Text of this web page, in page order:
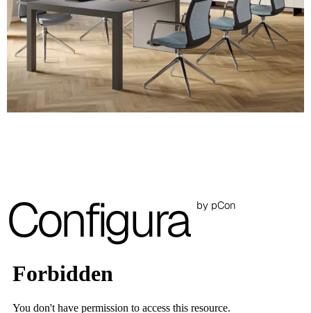
A 27F
A 26F
A 28F
3D Fabric (Cat. A - Tessuto Poliestere)
A 3BE
A 3GR
Configura by pCon